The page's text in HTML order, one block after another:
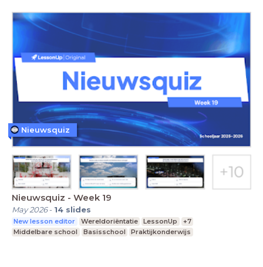
Nieuwsquiz - Week 19
May 2026- 14 slides
New lesson editor Wereldoriëntatie LessonUp
+7
Middelbare school
Basisschool Praktijkonderwijs
Nieuwsquiz